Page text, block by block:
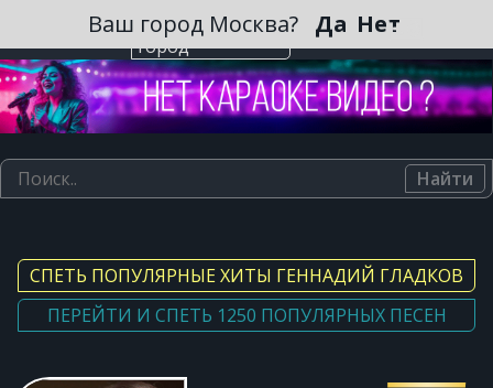
Выберите
город
Ваш город Москва? Да Нет
Найти
СПЕТЬ ПОПУЛЯРНЫЕ ХИТЫ ГЕННАДИЙ ГЛАДКОВ
ПЕРЕЙТИ И СПЕТЬ 1250 ПОПУЛЯРНЫХ ПЕСЕН